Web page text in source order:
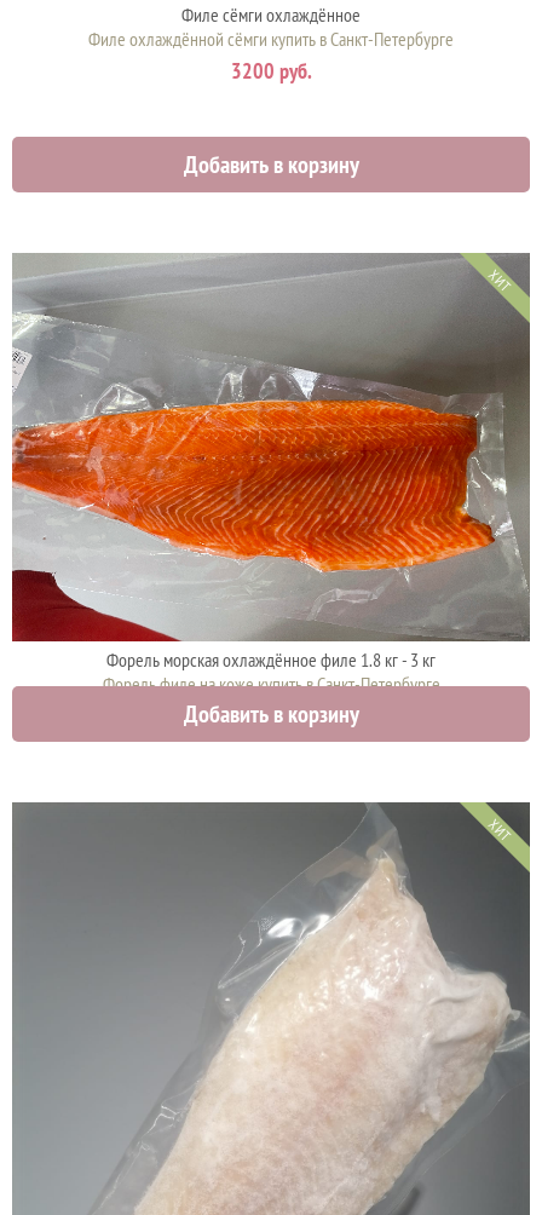
Филе сёмги охлаждённое
Филе охлаждённой сёмги купить в Санкт-Петербурге
3200 руб.
Добавить в корзину
ХИТ
Форель морская охлаждённое филе 1.8 кг - 3 кг
Форель филе на коже купить в Санкт-Петербурге
3250 руб.
Добавить в корзину
ХИТ